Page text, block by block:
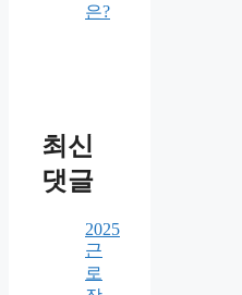
은?
최신
댓글
2025
근
로